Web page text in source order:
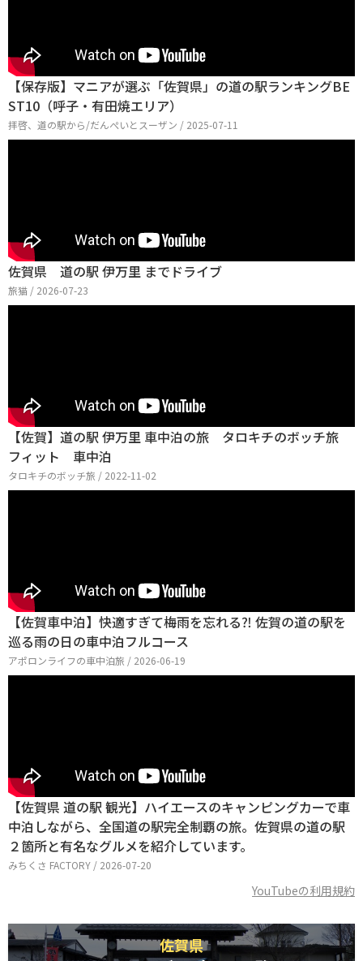
【保存版】マニアが選ぶ「佐賀県」の道の駅ランキングBE
ST10（呼子・有田焼エリア）
拝啓、道の駅から/だんぺいとスーザン / 2025-07-11
佐賀県 道の駅 伊万里 までドライブ
旅猫 / 2026-07-23
【佐賀】道の駅 伊万里 車中泊の旅 タロキチのボッチ旅
フィット 車中泊
タロキチのボッチ旅 / 2022-11-02
【佐賀車中泊】快適すぎて梅雨を忘れる⁈ 佐賀の道の駅を
巡る雨の日の車中泊フルコース
アポロンライフの車中泊旅 / 2026-06-19
【佐賀県 道の駅 観光】ハイエースのキャンピングカーで車
中泊しながら、全国道の駅完全制覇の旅。佐賀県の道の駅
２箇所と有名なグルメを紹介しています。
みちくさ FACTORY / 2026-07-20
YouTubeの利用規約
佐賀県